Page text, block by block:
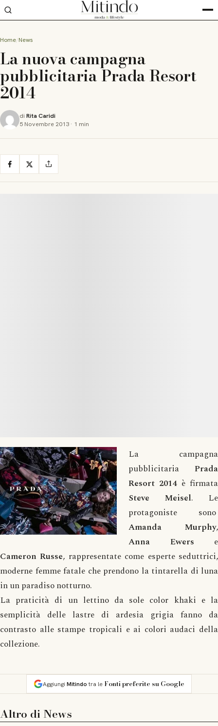
Home News
La nuova campagna
pubblicitaria Prada Resort
2014
di Rita Caridi
5 Novembre 2013 · 1 min
La campagna
pubblicitaria Prada
Resort 2014è firmata
Steve Meisel. Le
protagoniste sono
Amanda Murphy,
Anna Ewers e
Cameron Russe, rappresentate come esperte seduttrici,
moderne femme fatale che prendono la tintarella di luna
in un paradiso notturno.
La praticità di un lettino da sole color khaki e la
semplicità delle lastre di ardesia grigia fanno da
contrasto alle stampe tropicali e ai colori audaci della
collezione.
Aggiungi Mitindotra le Fonti preferite su Google
Altro di News